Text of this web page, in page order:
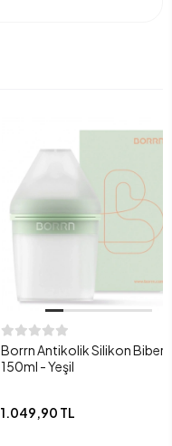
Borrn Antikolik Silikon
150ml - Yeşil
1.049,90 TL